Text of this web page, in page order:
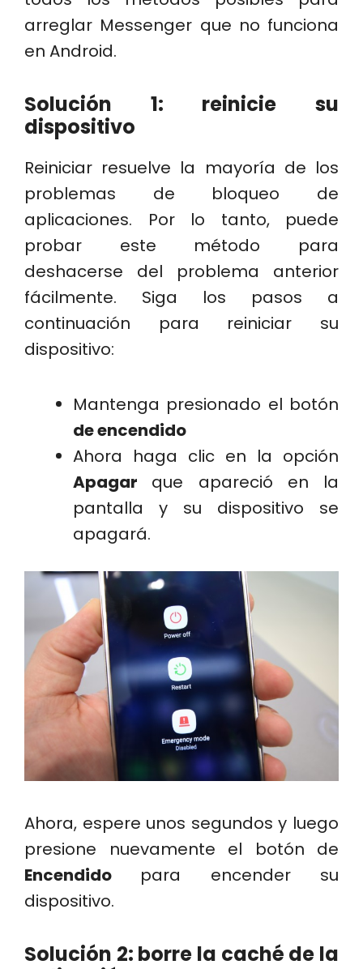
arreglar Messenger que no funciona
en Android.
Solución 1: reinicie su
dispositivo
Reiniciar resuelve la mayoría de los
problemas de bloqueo de
aplicaciones. Por lo tanto, puede
probar este método para
deshacerse del problema anterior
fácilmente. Siga los pasos a
continuación para reiniciar su
dispositivo:
Mantenga presionado el botón
de encendido
Ahora haga clic en la opción
Apagar que apareció en la
pantalla y su dispositivo se
apagará.
Ahora, espere unos segundos y luego
presione nuevamente el botón de
Encendido para encender su
dispositivo.
Solución 2: borre la caché de la